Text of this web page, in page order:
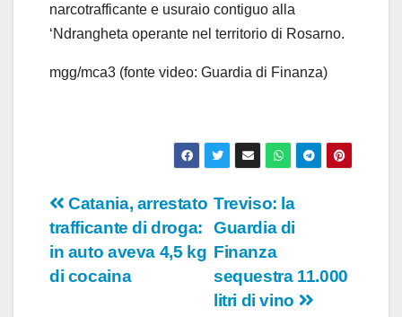
narcotrafficante e usuraio contiguo alla
‘Ndrangheta operante nel territorio di Rosarno.
mgg/mca3 (fonte video: Guardia di Finanza)
Navigazione
articoli
Treviso: la
Guardia di
Finanza
sequestra 11.000
litri di vino
Catania, arrestato
trafficante di droga:
in auto aveva 4,5 kg
di cocaina